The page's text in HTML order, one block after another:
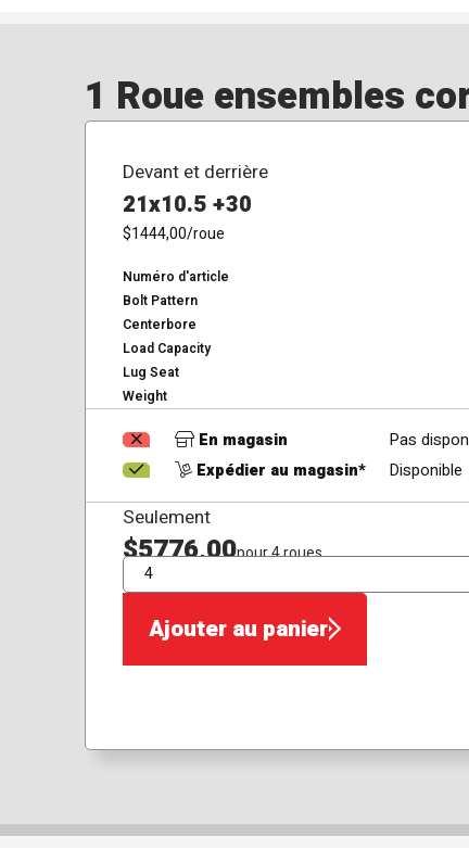
1 Roue ensembles
Devant et derrière
21x10.5 +30
$1444,00/roue
Numéro d'article
Bolt Pattern
Centerbore
Load Capacity
Lug Seat
Weight
En magasin
Pas
Expédier au magasin*
Disponible
Seulement
$5776,00pour 4 roues
QTÉ
Ajouter au panier